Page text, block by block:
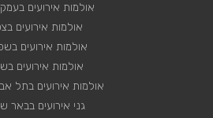
אולמות אירועים
אולמות אירועים
אולמות אירועים
אולמות אירועים
אולמות אירועים בתל
גני אירועים בבאר